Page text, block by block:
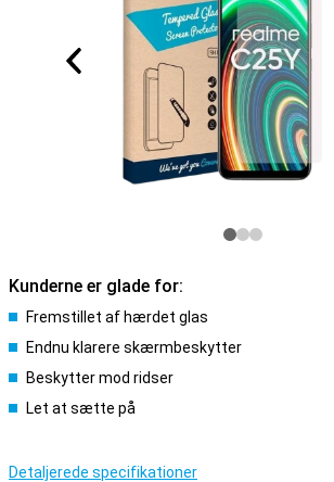
Kunderne er glade for:
Fremstillet af hærdet glas
Endnu klarere skærmbeskytter
Beskytter mod ridser
Let at sætte på
Detaljerede specifikationer